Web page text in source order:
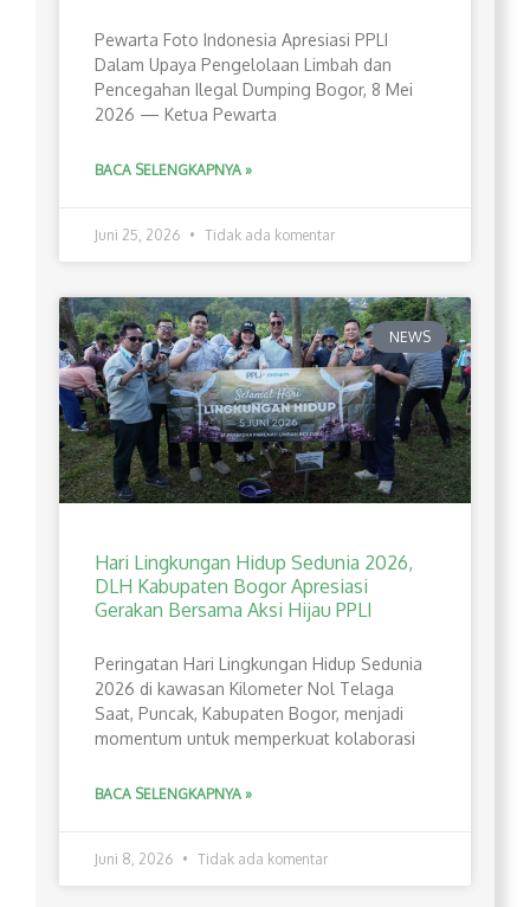
Pewarta Foto Indonesia Apresiasi PPLI
Dalam Upaya Pengelolaan Limbah dan
Pencegahan Ilegal Dumping Bogor, 8 Mei
2026 — Ketua Pewarta
BACA SELENGKAPNYA »
Juni 25, 2026 Tidak ada komentar
NEWS
Hari Lingkungan Hidup Sedunia 2026,
DLH Kabupaten Bogor Apresiasi
Gerakan Bersama Aksi Hijau PPLI
Peringatan Hari Lingkungan Hidup Sedunia
2026 di kawasan Kilometer Nol Telaga
Saat, Puncak, Kabupaten Bogor, menjadi
momentum untuk memperkuat kolaborasi
BACA SELENGKAPNYA »
Juni 8, 2026 Tidak ada komentar